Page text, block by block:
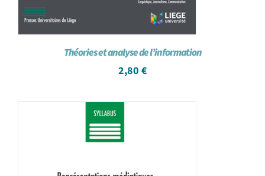
Théories et analyse de l’information
2,80 €